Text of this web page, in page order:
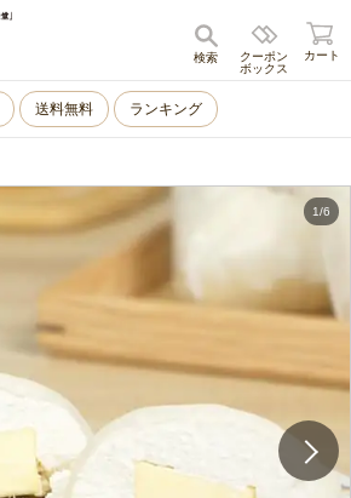
キャンセル
クーポン
ボックス
検索 カート
送料無料 ランキング
1/6